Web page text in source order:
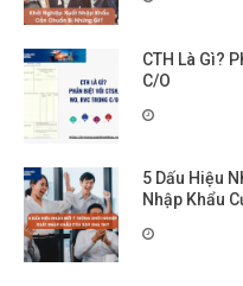
CTH Là Gì?
C/O
5 Dấu Hiệu
Nhập Khẩu